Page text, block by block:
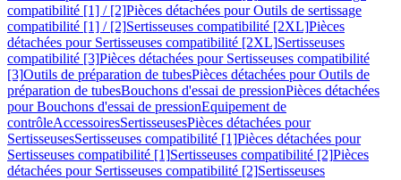
compatibilité [1] / [2]Pièces détachées pour Outils de sertissage
compatibilité [1] / [2]Sertisseuses compatibilité [2XL]Pièces
détachées pour Sertisseuses compatibilité [2XL]Sertisseuses
compatibilité [3]Pièces détachées pour Sertisseuses compatibilité
[3]Outils de préparation de tubesPièces détachées pour Outils de
préparation de tubesBouchons d'essai de pressionPièces détachées
pour Bouchons d'essai de pressionEquipement de
contrôleAccessoiresSertisseusesPièces détachées pour
SertisseusesSertisseuses compatibilité [1]Pièces détachées pour
Sertisseuses compatibilité [1]Sertisseuses compatibilité [2]Pièces
détachées pour Sertisseuses compatibilité [2]Sertisseuses